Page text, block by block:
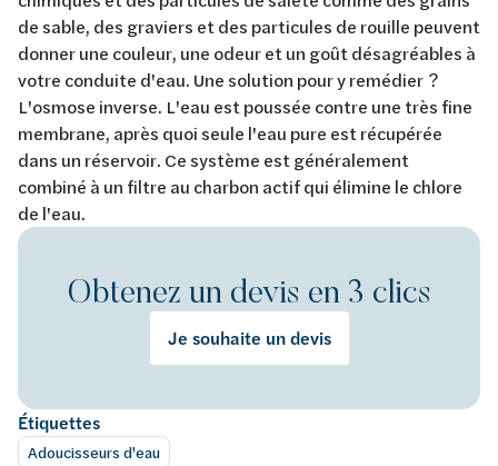
de sable, des graviers et des particules de rouille peuvent
donner une couleur, une odeur et un goût désagréables à
votre conduite d'eau. Une solution pour y remédier ?
L'osmose inverse. L'eau est poussée contre une très fine
membrane, après quoi seule l'eau pure est récupérée
dans un réservoir. Ce système est généralement
combiné à un filtre au charbon actif qui élimine le chlore
de l'eau.
Obtenez un devis en 3 clics
Je souhaite un devis
Étiquettes
Adoucisseurs d'eau